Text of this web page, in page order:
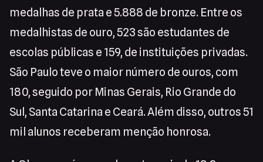
medalhas de prata e 5.888 de bronze. Entre os
medalhistas de ouro, 523 são estudantes de
escolas públicas e 159, de instituições privadas.
São Paulo teve o maior número de ouros, com
180, seguido por Minas Gerais, Rio Grande do
Sul, Santa Catarina e Ceará. Além disso, outros 51
mil alunos receberam menção honrosa.